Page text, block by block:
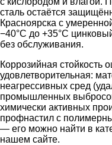
сталь остаётся
Красноярска с
−40°C до +35°C
без обслуживания.
Коррозийная стойкость
удовлетворительная:
неагрессивных сред
промышленных
химически активных
профнастил с
— его можно найти в
нашем сайте.